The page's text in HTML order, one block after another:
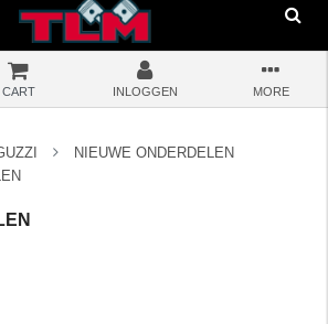
CART INLOGGEN MORE
NIEUWE ONDERDELEN